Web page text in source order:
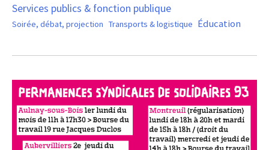
Services publics & fonction publique
Soirée, débat, projection Transports & logistique Éducation